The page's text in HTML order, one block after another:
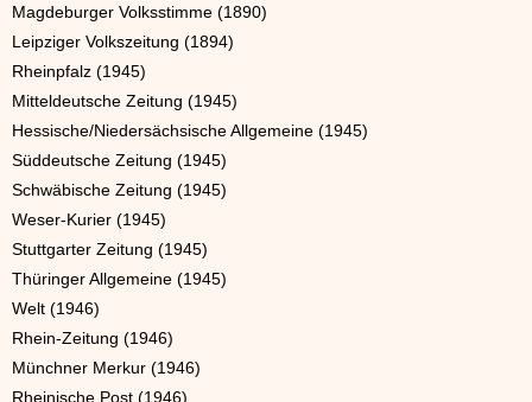
Magdeburger Volksstimme (1890)
Leipziger Volkszeitung (1894)
Rheinpfalz (1945)
Mitteldeutsche Zeitung (1945)
Hessische/Niedersächsische Allgemeine (1945)
Süddeutsche Zeitung (1945)
Schwäbische Zeitung (1945)
Weser-Kurier (1945)
Stuttgarter Zeitung (1945)
Thüringer Allgemeine (1945)
Welt (1946)
Rhein-Zeitung (1946)
Münchner Merkur (1946)
Rheinische Post (1946)